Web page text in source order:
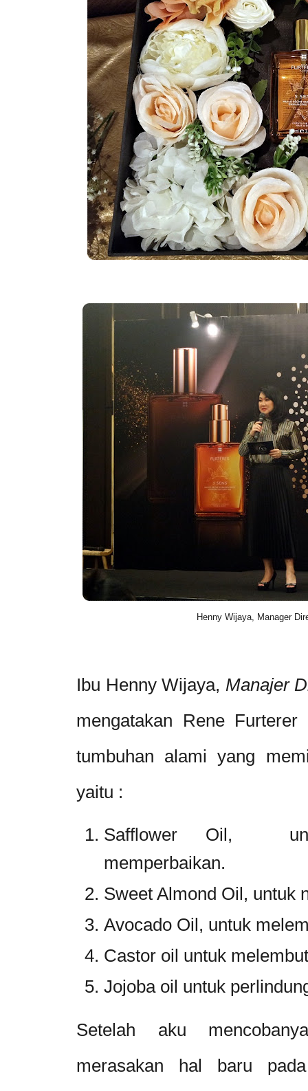
Henny Wijaya, Manager
Ibu Henny Wijaya, Manajer
mengatakan Rene
tumbuhan alami yang
yaitu :
Safflower Oil,
memperbaikan.
Sweet Almond Oil, untuk
Avocado Oil, untuk
Castor oil untuk
Jojoba oil untuk
Setelah aku
merasakan hal baru